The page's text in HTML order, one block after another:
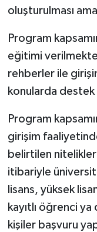
oluşturulması
Program
eğitimi
rehberler ile
konularda destek
Program
girişim
belirtilen
itibariyle
lisans, yüksek
kayıtlı öğrenci
kişiler başvuru